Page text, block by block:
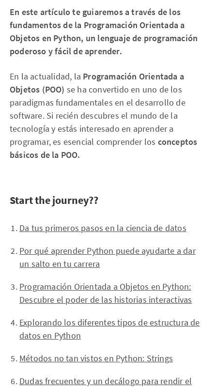
En este artículo te guiaremos a través de los
fundamentos de la Programación Orientada a
Objetos en Python, un lenguaje de programación
poderoso y fácil de aprender.
En la actualidad, la Programación Orientada a
Objetos (POO) se ha convertido en uno de los
paradigmas fundamentales en el desarrollo de
software. Si recién descubres el mundo de la
tecnología y estás interesado en aprender a
programar, es esencial comprender los conceptos
básicos de la POO.
Start the journey??
Da tus primeros pasos en la ciencia de datos
Por qué aprender Python puede ayudarte a dar
un salto en tu carrera
Programación Orientada a Objetos en Python:
Descubre el poder de las historias interactivas
Explorando los diferentes tipos de estructura de
datos en Python
Métodos no tan vistos en Python: Strings
Dudas frecuentes y un decálogo para rendir el